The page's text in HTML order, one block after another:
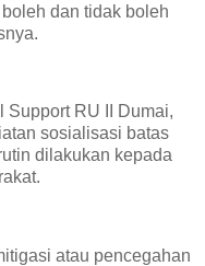
dan tidak boleh
Support RU II Dumai,
sosialisasi batas
dilakukan kepada
atau pencegahan